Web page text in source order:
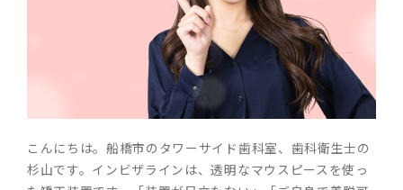
こんにちは。船橋市のタワーサイド歯科室、歯科衛生士の
杉山です。インビザラインは、透明なマウスピースを使っ